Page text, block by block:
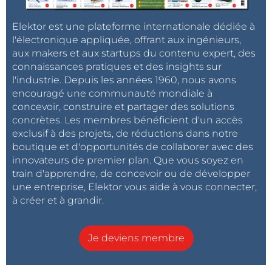
Elektor est une plateforme internationale dédiée à
l'électronique appliquée, offrant aux ingénieurs,
aux makers et aux startups du contenu expert, des
connaissances pratiques et des insights sur
l'industrie. Depuis les années 1960, nous avons
encouragé une communauté mondiale à
concevoir, construire et partager des solutions
concrètes. Les membres bénéficient d'un accès
exclusif à des projets, de réductions dans notre
boutique et d'opportunités de collaborer avec des
innovateurs de premier plan. Que vous soyez en
train d'apprendre, de concevoir ou de développer
une entreprise, Elektor vous aide à vous connecter,
à créer et à grandir.
Je deviens membre